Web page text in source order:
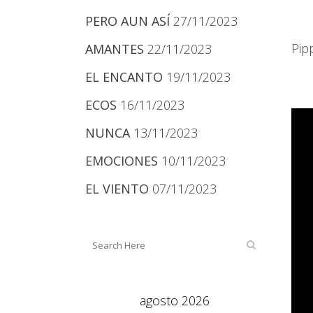
PERO AUN ASÍ 27/11/2023
AMANTES 22/11/2023
EL ENCANTO 19/11/2023
ECOS 16/11/2023
NUNCA 13/11/2023
EMOCIONES 10/11/2023
EL VIENTO 07/11/2023
agosto 2026